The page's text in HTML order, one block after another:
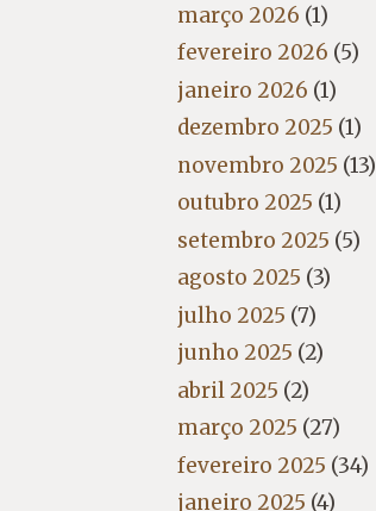
março 2026 (1)
fevereiro 2026 (5)
janeiro 2026 (1)
dezembro 2025 (1)
novembro 2025 (13)
outubro 2025 (1)
setembro 2025 (5)
agosto 2025 (3)
julho 2025 (7)
junho 2025 (2)
abril 2025 (2)
março 2025 (27)
fevereiro 2025 (34)
janeiro 2025 (4)